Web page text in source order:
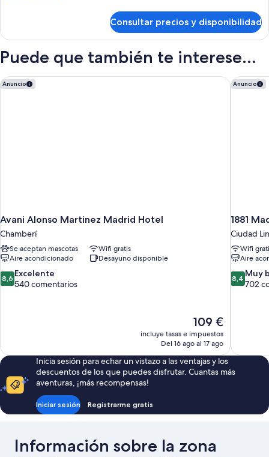
Deluxe
Consultar precios y disponibilidad
Puede que también te interese...
Anuncio
Avani Alonso Martinez Madrid Hotel
Chamberí
Se aceptan mascotas
Wifi gratis
Aire acondicionado
Desayuno disponible
8.6
sobre
8,6 Excelente
540 comentarios
El
precio
actual
de
109 €
109 €
incluye tasas e impuestos
Del 16 ago al 17 ago
Avani Alonso Martinez Madrid Hotel Anuncio
1881
Ciudad
Wifi
Aire
8.4
sobre
8,4 Muy
702
1881
Inicia sesión para echar un vistazo a las ventajas y los
descuentos de los que puedes disfrutar. Cuantas más
aventuras, ¡más recompensas!
Iniciar sesión Registrarme gratis
Información sobre la zona